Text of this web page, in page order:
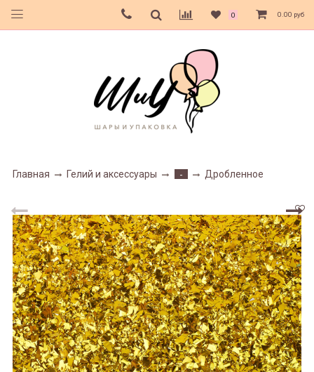
0 0.00 руб
Главная Гелий и аксессуары - Дробленное